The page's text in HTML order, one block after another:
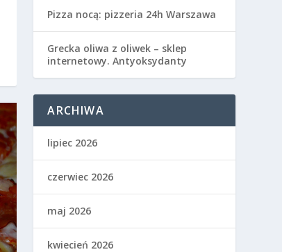
Pizza nocą: pizzeria 24h Warszawa
Grecka oliwa z oliwek – sklep
internetowy. Antyoksydanty
ARCHIWA
lipiec 2026
czerwiec 2026
maj 2026
kwiecień 2026